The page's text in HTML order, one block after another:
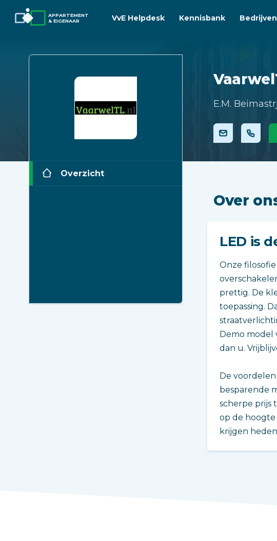
APPARTEMENT
& EIGENAAR
VvE Helpdesk Kennisbank
E.M.
Overzicht
Over
LED is
Onze
prettig. De
toepassing.
Demo model
dan u.
De
besparende
scherpe prijs
op de
krijgen